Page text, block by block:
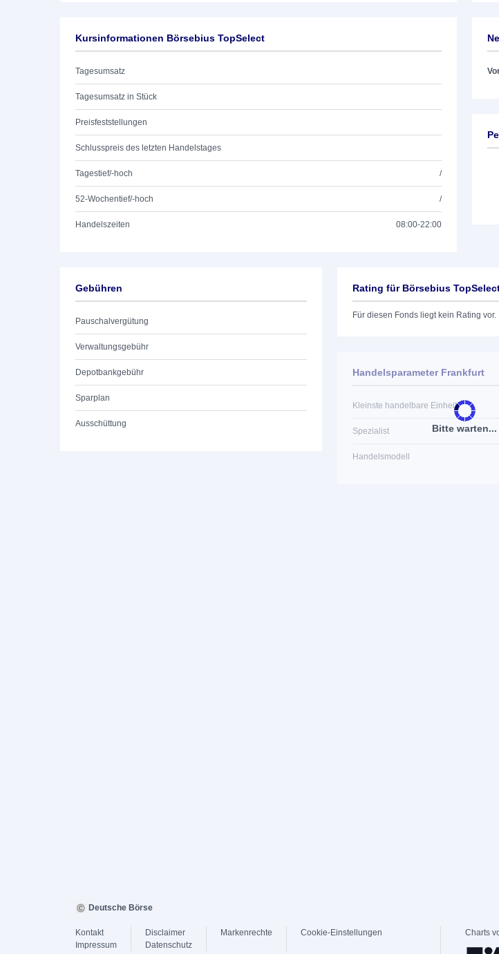
Kursinformationen Börsebius TopSelect
Tagesumsatz
Tagesumsatz in Stück
Preisfeststellungen
Schlusspreis des letzten Handelstages
Tagestief/-hoch /
52-Wochentief/-hoch /
Handelszeiten 08:00-22:00
Gebühren
Pauschalvergütung
Verwaltungsgebühr
Depotbankgebühr
Sparplan
Ausschüttung
Rating für Börsebius
Für diesen Fonds liegt kein Rating vor.
Bitte warten...
Handelsparameter Frankfurt
Kleinste handelbare Einheit
Spezialist
Handelsmodell
Deutsche Börse
Kontakt
Impressum
Disclaimer
Datenschutz
Markenrechte Cookie-Einstellungen Charts